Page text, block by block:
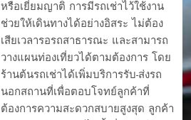
หรือเยี่ยมญาติ การมีรถเช่าไว้ใช้งาน
ช่วยให้เดินทางได้อย่างอิสระ ไม่ต้อง
เสียเวลารอรถสาธารณะ และสามารถ
วางแผนท่องเที่ยวได้ตามต้องการ โดย
ร้านต้นรถเช่าได้เพิ่มบริการรับ-ส่งรถ
นอกสถานที่เพื่อตอบโจทย์ลูกค้าที่
ต้องการความสะดวกสบายสูงสุด ลูกค้า